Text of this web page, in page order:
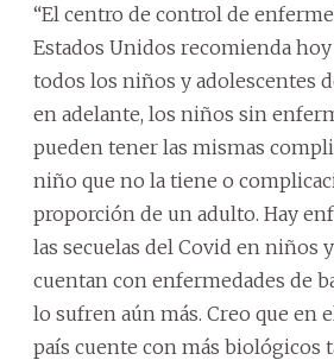
“El centro de control de
Estados Unidos recomienda
todos los niños y adolescentes
en adelante, los niños sin
pueden tener las mismas
niño que no la tiene o
proporción de un adulto. Hay
las secuelas del Covid en niños
cuentan con enfermedades de
lo sufren aún más. Creo que en
país cuente con más biológicos